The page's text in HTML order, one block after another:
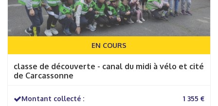
EN COURS
classe de découverte - canal du midi à vélo et cité
de Carcassonne
Montant collecté : 1 355 €